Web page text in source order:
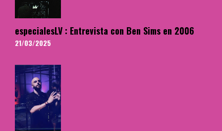
especialesLV : Entrevista con Ben Sims en 2006
21/03/2025